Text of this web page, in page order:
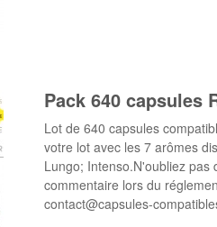
Pack 640 capsules
Lot de 640 capsules
votre lot avec les 7 arômes
Lungo; Intenso.N'oubliez
commentaire lors du
contact@capsules-